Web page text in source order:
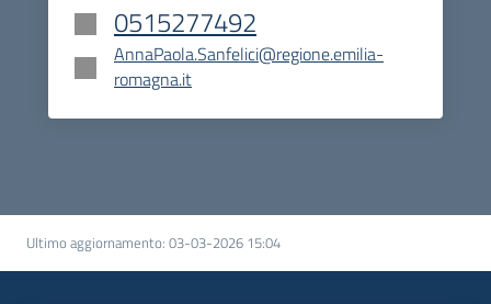
0515277492
AnnaPaola.Sanfelici@regione.emilia-
romagna.it
Ultimo aggiornamento: 03-03-2026 15:04